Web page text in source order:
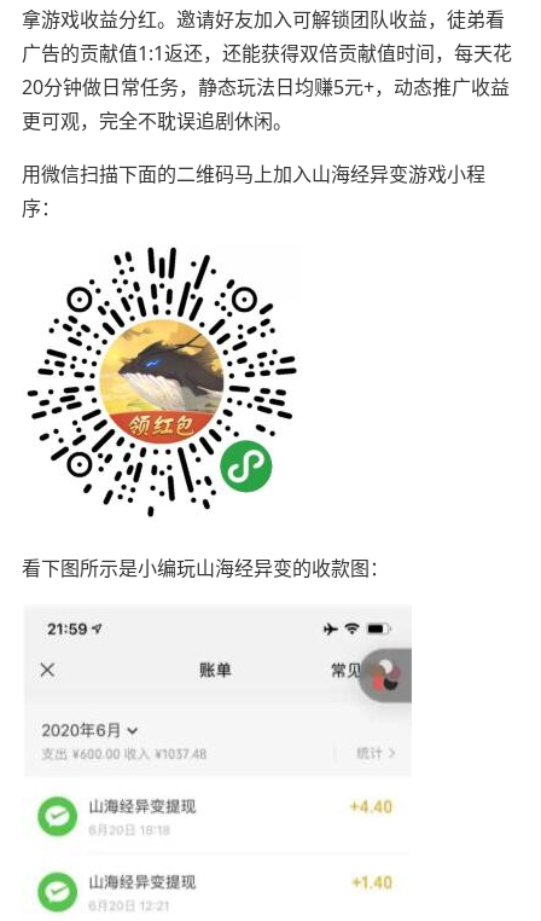
拿游戏收益分红。邀请好友加入可解锁团队收益，徒弟看
广告的贡献值1:1返还，还能获得双倍贡献值时间，每天花
20分钟做日常任务，静态玩法日均赚5元+，动态推广收益
更可观，完全不耽误追剧休闲。
用微信扫描下面的二维码马上加入山海经异变游戏小程
序：
看下图所示是小编玩山海经异变的收款图：